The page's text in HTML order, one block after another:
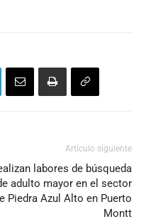
Artículo siguiente
labores de búsqueda
adulto mayor en el sector
Piedra Azul Alto en Puerto
Montt